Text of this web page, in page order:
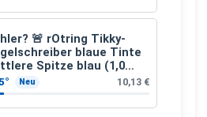
🚨 rOtring Tikky-
blaue Tinte
Spitze blau (1,0
mm – 12 Stück)
Neu 10,13 €